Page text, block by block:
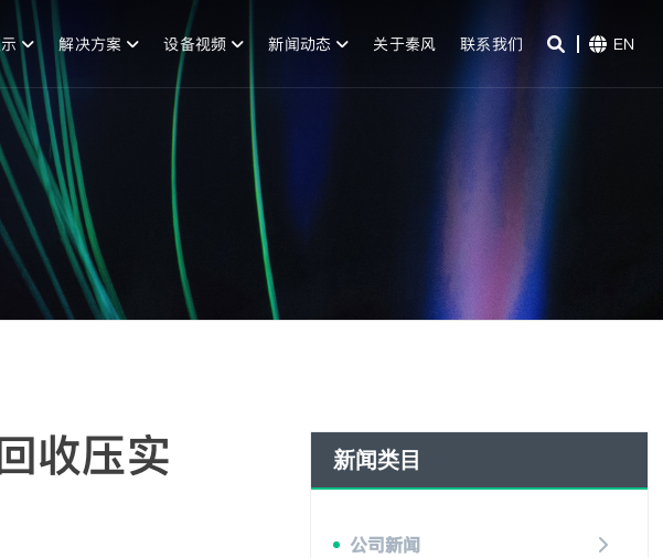
解决方案 设备视频 新闻动态 关于秦风 联系我们 EN
收压实 新闻类目
公司新闻